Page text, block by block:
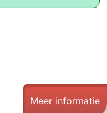
Meer informatie